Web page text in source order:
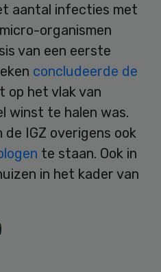
aantal infecties met
organismen
van een eerste
concludeerde de
op het vlak van
winst te halen was.
IGZ overigens ook
te staan. Ook in
in het kader van